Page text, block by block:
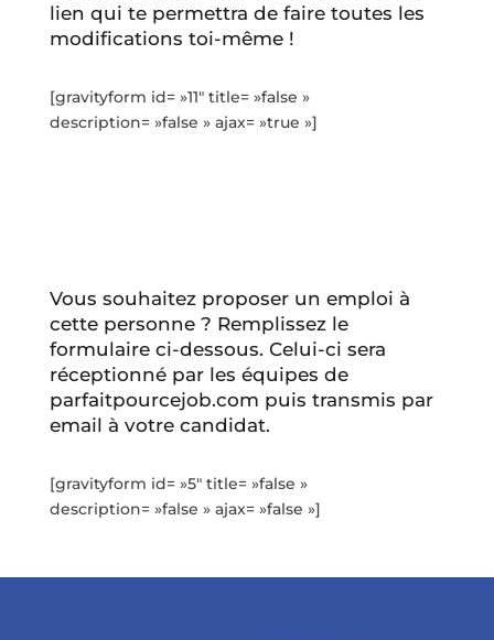
lien qui te permettra de faire toutes les
modifications toi-même !
[gravityform id= »11″ title= »false »
description= »false » ajax= »true »]
Vous souhaitez proposer un emploi à
cette personne ? Remplissez le
formulaire ci-dessous. Celui-ci sera
réceptionné par les équipes de
parfaitpourcejob.com puis transmis par
email à votre candidat.
[gravityform id= »5″ title= »false »
description= »false » ajax= »false »]